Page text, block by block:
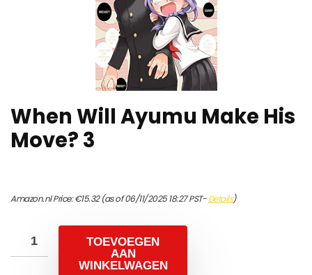
When Will Ayumu Make His
Move? 3
Amazon.nl Price:€15.32(as of 06/11/2025 18:27 PST-Details)
TOEVOEGEN
AAN
WINKELWAGEN